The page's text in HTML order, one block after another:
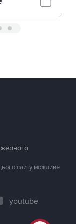
сайту можливе
youtube